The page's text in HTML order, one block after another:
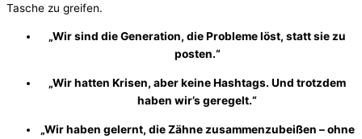
Tasche zu greifen.
„Wir sind die Generation, die Probleme löst, statt sie zu
posten.“
„Wir hatten Krisen, aber keine Hashtags. Und trotzdem
haben wir’s geregelt.“
„Wir haben gelernt, die Zähne zusammenzubeißen – ohne